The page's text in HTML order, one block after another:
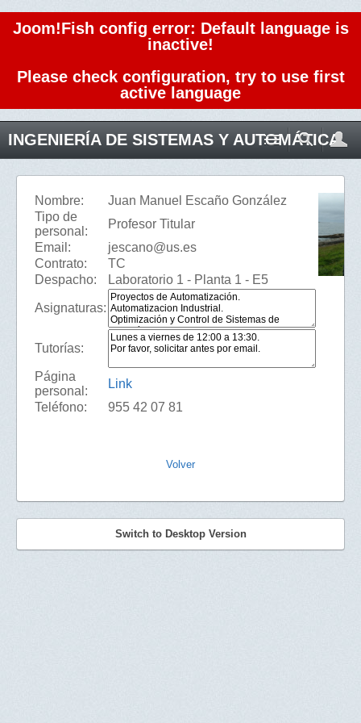
Joom!Fish config error: Default language is
inactive!
Please check configuration, try to use first
active language
INGENIERÍA DE SISTEMAS Y AUTOMÁTICA
Nombre:
Juan Manuel Escaño González
Tipo de
personal:
Profesor Titular
Email:
jescano@us.es
Contrato:
TC
Despacho:
Laboratorio 1 - Planta 1 - E5
Asignaturas:
Tutorías:
Página
personal:
Link
Teléfono:
955 42 07 81
Volver
Switch to Desktop Version